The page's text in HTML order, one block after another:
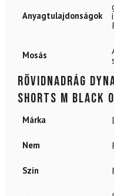
Anyagtulajdonságok
Mosás
Rövidnadrág
Shorts M Black
Márka
Nem
Szín